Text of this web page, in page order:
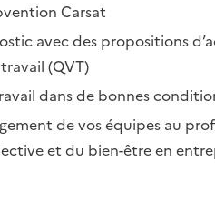
Carsat
avec des propositions
(QVT)
dans de bonnes
de vos équipes au
et du bien-être en